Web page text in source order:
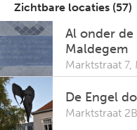
Zichtbare locaties (57)
Al onder de
Maldegem
Marktstraat 7,
De Engel
Marktstraat 2B